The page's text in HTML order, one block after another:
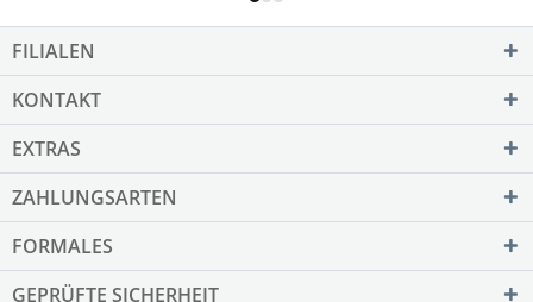
FILIALEN
KONTAKT
EXTRAS
ZAHLUNGSARTEN
FORMALES
GEPRÜFTE SICHERHEIT